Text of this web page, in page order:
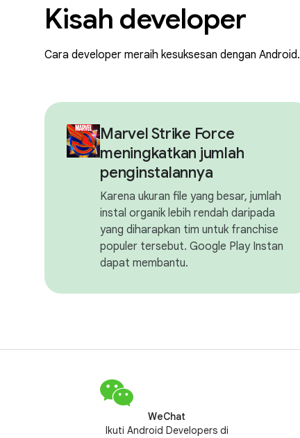
Kisah developer
Cara developer meraih kesuksesan dengan Android.
Marvel Strike Force
meningkatkan jumlah
penginstalannya
Karena ukuran file yang besar, jumlah
instal organik lebih rendah daripada
yang diharapkan tim untuk franchise
populer tersebut. Google Play Instan
dapat membantu.
WeChat
Ikuti Android Developers di